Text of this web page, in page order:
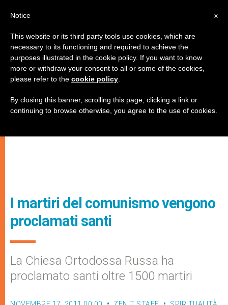
I martiri del comunismo vengono
proclamati santi
La Chiesa Ortodossa Russa ha
proclamato santi oltre 1500 martiri
x
Notice
This website or its third party tools use cookies, which are
necessary to its functioning and required to achieve the
purposes illustrated in the cookie policy. If you want to know
more or withdraw your consent to all or some of the cookies,
please refer to the cookie policy
By closing this banner, scrolling this page, clicking a link or
continuing to browse otherwise, you agree to the use of cookies.